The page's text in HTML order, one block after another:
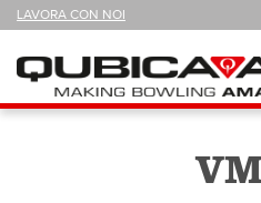
LAVORA CON NOI
SU
Sezioni